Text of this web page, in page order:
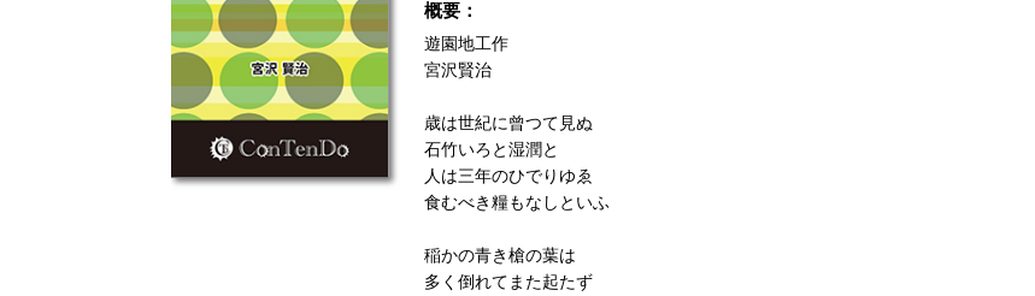
概要：
遊園地工作
宮沢賢治
歳は世紀に曾つて見ぬ
石竹いろと湿潤と
人は三年のひでりゆゑ
食むべき糧もなしといふ
稲かの青き槍の葉は
多く倒れてまた起たず